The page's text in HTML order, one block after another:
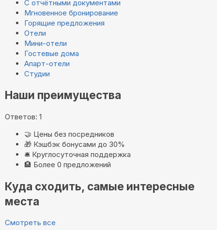
С отчётными документами
Мгновенное бронирование
Горящие предложения
Отели
Мини-отели
Гостевые дома
Апарт-отели
Студии
Наши преимущества
Ответов: 1
🤝 Цены без посредников
🎁 Кэшбэк бонусами до 30%
🛎️ Круглосуточная поддержка
🏨 Более 0 предложений
Куда сходить, самые интересные
места
Смотреть все